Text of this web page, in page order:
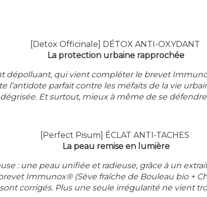
[Detox Officinale] DÉTOX ANTI-OXYDANT
La protection urbaine rapprochée
dépolluant, qui vient compléter le brevet
l’antidote parfait contre les méfaits de la vie
Et surtout, mieux à même de se
[Perfect Pisum] ÉCLAT ANTI-TACHES
La peau remise en lumière
: une peau unifiée et radieuse, grâce à un
Immunox® (Sève fraîche de Bouleau bio +
corrigés. Plus une seule irrégularité ne vient